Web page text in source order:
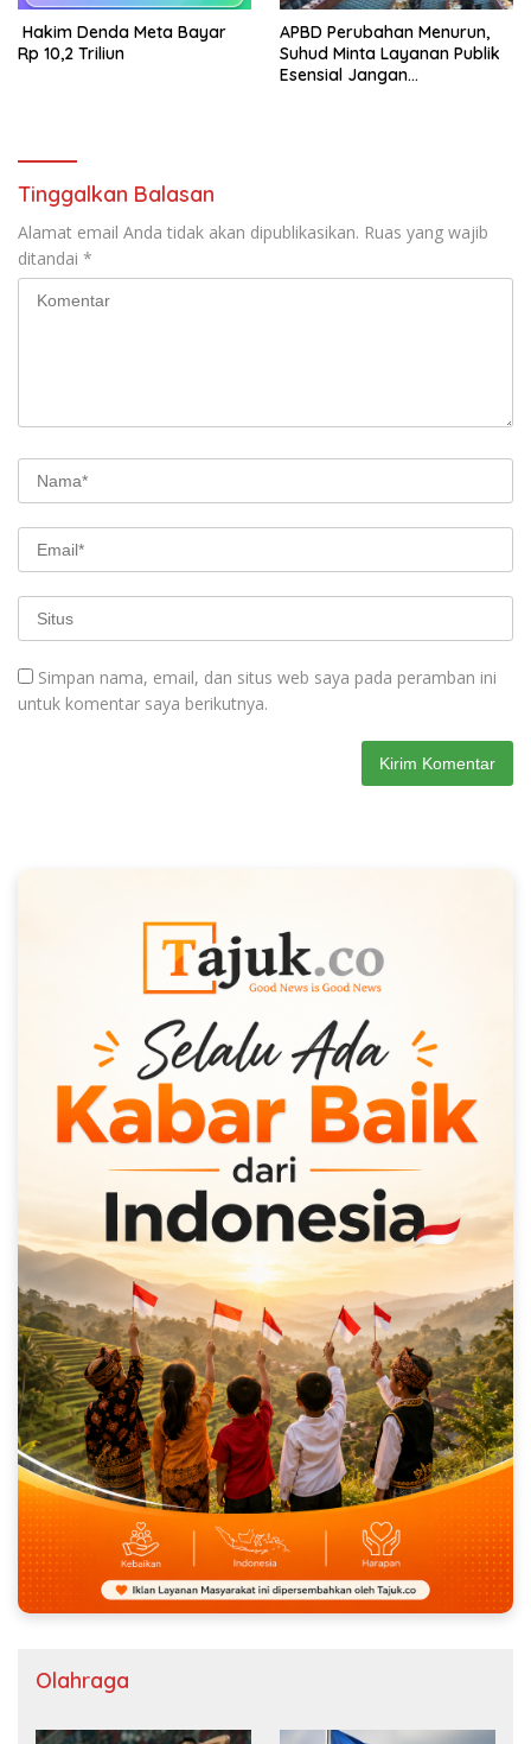
Hakim Denda Meta Bayar
Rp 10,2 Triliun
APBD Perubahan Menurun,
Suhud Minta Layanan Publik
Esensial Jangan
Tinggalkan Balasan
Alamat email Anda tidak akan dipublikasikan. Ruas yang wajib
ditandai *
Simpan nama, email, dan situs web saya pada peramban ini
untuk komentar saya berikutnya.
Olahraga